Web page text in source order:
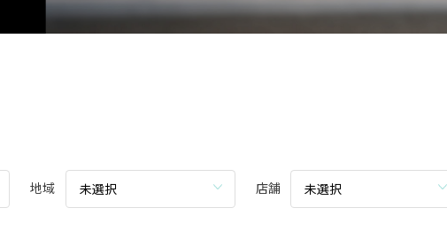
地域 未選択 店舗 未選択